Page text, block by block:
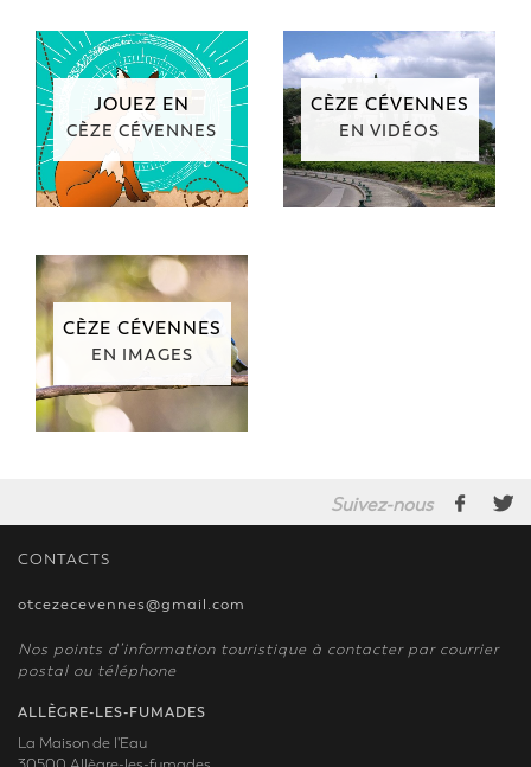
JOUEZ EN
CÈZE CÉVENNES
CÈZE CÉVENNES
EN VIDÉOS
CÈZE CÉVENNES
EN IMAGES
Suivez-nous
CONTACTS
otcezecevennes@gmail.com
Nos points d’information touristique à contacter par courrier
postal ou téléphone
ALLÈGRE-LES-FUMADES
La Maison de l'Eau